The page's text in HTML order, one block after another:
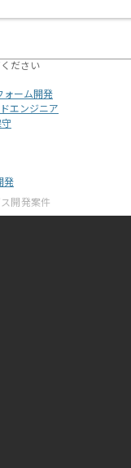
ださい
ォーム開発
エンジニア
発
開発案件